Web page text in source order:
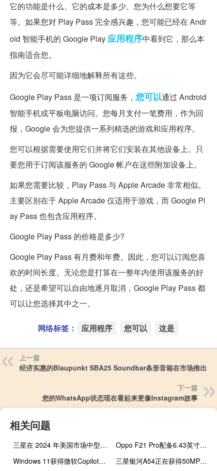
它的功能是什么、它的成本是多少、您为什么想要它等
等。如果您对 Play Pass 完全感兴趣，您可能已经在 Andr
oid 智能手机的 Google Play应用程序中看到它，那么本
指南适合您。
因为它会尽可能详细地解释所有这些。
Google Play Pass 是一项订阅服务， 您可以通过 Android
智能手机或平板电脑访问。您每月支付一笔费用，作为回
报，Google 会为您提供一系列精选的游戏和应用程序。
您可以根据需要使用它们并将它们安装在其他设备上。只
要您用于订阅该服务的 Google 帐户在这些附加设备上。
如果您需要比较，Play Pass 与 Apple Arcade 非常相似。
主要区别在于 Apple Arcade 仅适用于游戏，而 Google Pl
ay Pass 也包含应用程序。
Google Play Pass 的价格是多少?
Google Play Pass 有月费和年费。因此，您可以订阅您喜
欢的时间长度。无论您是打算在一整年内使用该服务的好
处，还是希望可以自由地逐月取消，Google Play Pass 都
可以让您选择其中之一。
网络标签： 应用程序 您可以 这是
上一篇
经济实惠的Blaupunkt SBA25 Soundbar条形音箱在市场推出
下一篇
您的WhatsApp状态现在看起来更像Instagram故事
相关问题
三星在 2024 年美国市场中型手机市场留下了巨大的缺口
Oppo F21 Pro配备6.43英寸AMOLED显示屏
Windows 11获得微软Copilot插件和更多AI升级
三星银河A54正在获得50MP主摄像头